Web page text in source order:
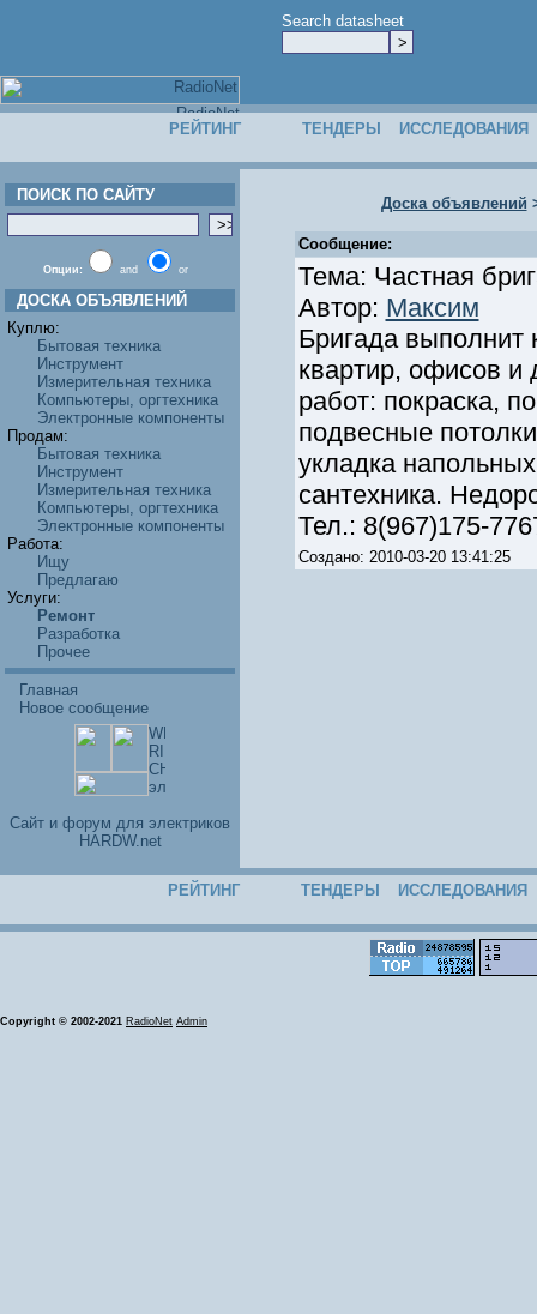
Search datasheet
РЕЙТИНГ ТЕНДЕРЫ ИССЛЕДОВАНИЯ
ПОИСК ПО САЙТУ
Опции: and or
ДОСКА ОБЪЯВЛЕНИЙ
Куплю:
Бытовая техника
Инструмент
Измерительная техника
Компьютеры, оргтехника
Электронные компоненты
Продам:
Бытовая техника
Инструмент
Измерительная техника
Компьютеры, оргтехника
Электронные компоненты
Работа:
Ищу
Предлагаю
Услуги:
Ремонт
Разработка
Прочее
Главная
Новое сообщение
Cайт и форум для электриков
HARDW.net
Доска объявлений
Сообщение:
Тема: Частная
Автор: Максим
Бригада выполнит
квартир, офисов
работ: покраска,
подвесные
укладка
сантехника.
Тел.: 8(967)175-
Создано: 2010-03-20 13:41:25
РЕЙТИНГ ТЕНДЕРЫ ИССЛЕДОВАНИЯ
Copyright © 2002-2021 RadioNet Admin